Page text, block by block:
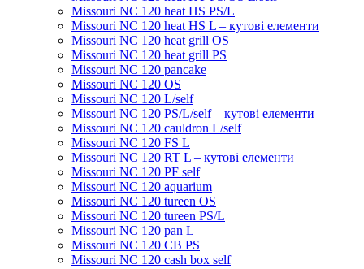
Missouri NC 120 heat HS PS/L
Missouri NC 120 heat HS L – кутові елементи
Мissouri NC 120 heat grill OS
Мissouri NC 120 heat grill PS
Мissouri NC 120 pancake
Missouri NC 120 OS
Missouri NC 120 L/self
Missouri NC 120 PS/L/self – кутові елементи
Мissouri NC 120 cauldron L/self
Missouri NC 120 FS L
Missouri NC 120 RT L – кутові елементи
Мissouri NC 120 PF self
Missouri NC 120 aquarium
Missouri NC 120 tureen OS
Missouri NC 120 tureen PS/L
Missouri NC 120 pan L
Missouri NC 120 CB PS
Missouri NC 120 cash box self